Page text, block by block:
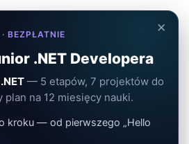
×
BEZPŁATNIE
.NET Developera
— 5 etapów, 7 projektów do
na 12 miesięcy nauki.
kroku — od pierwszego „Hello